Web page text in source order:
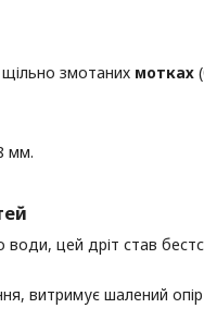
змотаних мотках
мм.
води, цей дріт став
витримує шалений